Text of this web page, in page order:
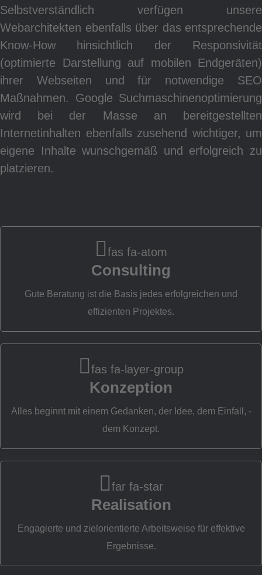
Selbstverständlich verfügen unsere
Webarchitekten ebenfalls über das entsprechende
Know-How hinsichtlich der Responsivität
(optimierte Darstellung auf mobilen Endgeräten)
ihrer Webseiten und für notwendige SEO
Maßnahmen. Google Suchmaschinenoptimierung
wird bei der Masse an bereitgestellten
Internetinhalten ebenfalls zusehend wichtiger, um
eigene Inhalte wunschgemäß und erfolgreich zu
platzieren.
fas fa-atom
Consulting
Gute Beratung ist die Basis jedes erfolgreichen und
effizienten Projektes.
fas fa-layer-group
Konzeption
Alles beginnt mit einem Gedanken, der Idee, dem Einfall, -
dem Konzept.
far fa-star
Realisation
Engagierte und zielorientierte Arbeitsweise für effektive
Ergebnisse.